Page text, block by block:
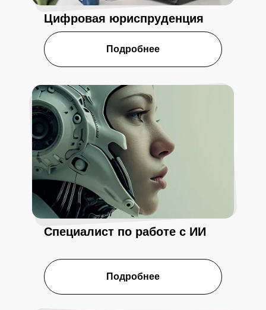
Цифровая юриспруденция
Подробнее
Подробнее
Специалист по работе с ИИ